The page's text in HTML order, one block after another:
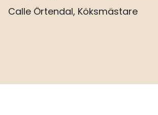
Calle Örtendal, Köksmästare